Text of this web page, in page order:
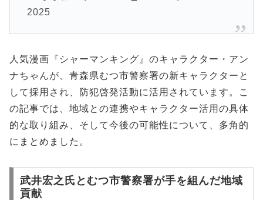
2025
人気漫画『シャーマンキング』のキャラクター・アン
ナちゃんが、青森県むつ市警察署の新キャラクターと
して採用され、防犯啓発活動に活用されています。こ
の記事では、地域との連携やキャラクター活用の具体
的な取り組み、そして今後の可能性について、多角的
にまとめました。
武井宏之氏とむつ市警察署が手を組んだ地域
貢献